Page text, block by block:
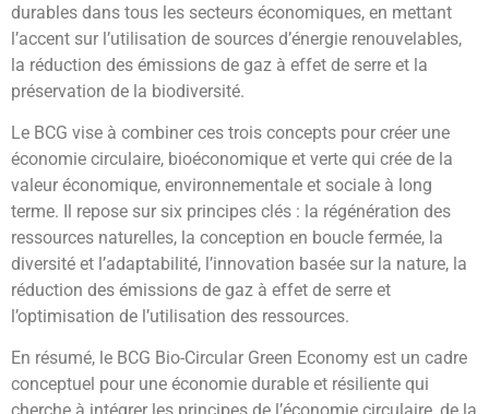
durables dans tous les secteurs économiques, en mettant
l’accent sur l’utilisation de sources d’énergie renouvelables,
la réduction des émissions de gaz à effet de serre et la
préservation de la biodiversité.
Le BCG vise à combiner ces trois concepts pour créer une
économie circulaire, bioéconomique et verte qui crée de la
valeur économique, environnementale et sociale à long
terme. Il repose sur six principes clés : la régénération des
ressources naturelles, la conception en boucle fermée, la
diversité et l’adaptabilité, l’innovation basée sur la nature, la
réduction des émissions de gaz à effet de serre et
l’optimisation de l’utilisation des ressources.
En résumé, le BCG Bio-Circular Green Economy est un cadre
conceptuel pour une économie durable et résiliente qui